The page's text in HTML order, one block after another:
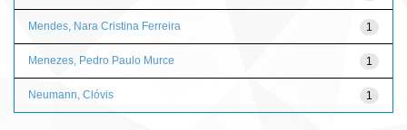
1
Mendes, Nara Cristina Ferreira
1
Menezes, Pedro Paulo Murce
1
Neumann, Clóvis